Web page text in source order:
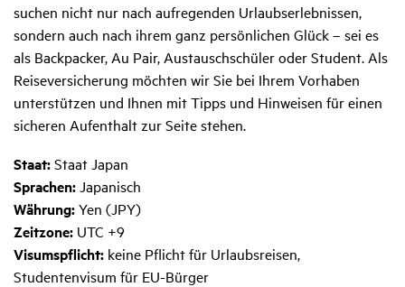
suchen nicht nur nach aufregenden Urlaubserlebnissen,
sondern auch nach ihrem ganz persönlichen Glück – sei es
als Backpacker, Au Pair, Austauschschüler oder Student. Als
Reiseversicherung möchten wir Sie bei Ihrem Vorhaben
unterstützen und Ihnen mit Tipps und Hinweisen für einen
sicheren Aufenthalt zur Seite stehen.
Staat:Staat Japan
Sprachen:Japanisch
Währung:Yen (JPY)
Zeitzone: UTC +9
Visumspflicht: keine Pflicht für Urlaubsreisen,
Studentenvisum für EU-Bürger